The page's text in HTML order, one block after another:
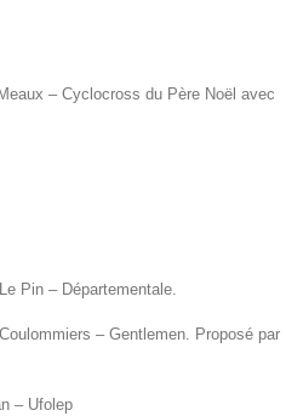
– Cyclocross du Père Noël avec
Pin – Départementale.
– Gentlemen. Proposé par
– Ufolep